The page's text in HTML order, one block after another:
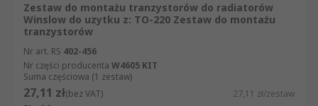
Zestaw do montażu tranzystorów do radiatorów
Winslow do uzytku z: TO-220 Zestaw do montażu
tranzystorów
Nr art. RS 402-456
Nr części producenta W4605 KIT
Suma częściowa (1 zestaw)
27,11 zł(bez VAT) 27,11 zł/zestaw